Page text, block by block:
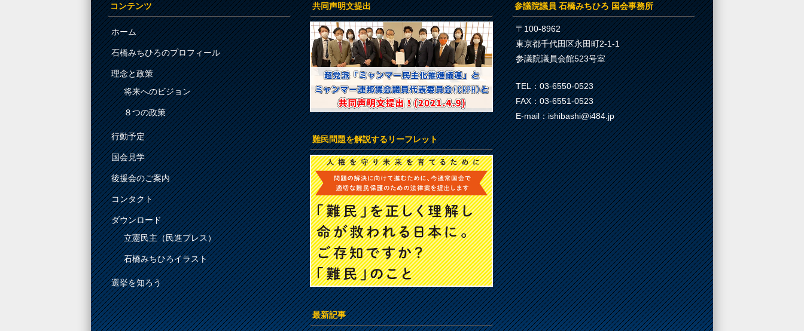
コンテンツ
ホーム
石橋みちひろのプロフィール
理念と政策
将来へのビジョン
８つの政策
行動予定
国会見学
後援会のご案内
コンタクト
ダウンロード
立憲民主（民進プレス）
石橋みちひろイラスト
選挙を知ろう
共同声明文提出
難民問題を解説するリーフレット
最新記事
参議院議員 石橋みちひろ 国会事務所
〒100-8962
東京都千代田区永田町2-1-1
参議院議員会館523号室
TEL：03-6550-0523
FAX：03-6551-0523
E-mail：ishibashi@i484.jp